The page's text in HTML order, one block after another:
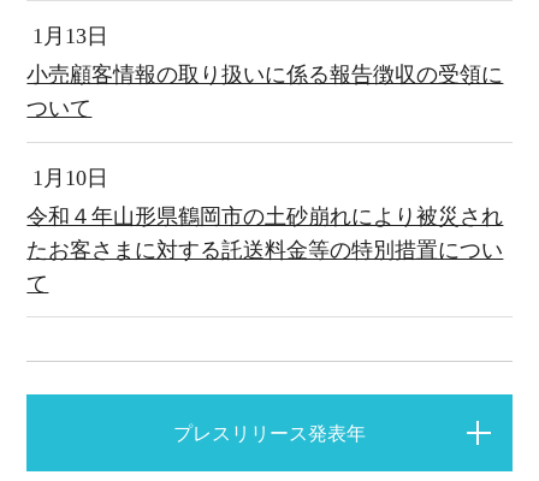
1月13日
小売顧客情報の取り扱いに係る報告徴収の受領に
ついて
1月10日
令和４年山形県鶴岡市の土砂崩れにより被災され
たお客さまに対する託送料金等の特別措置につい
て
プレスリリース発表年